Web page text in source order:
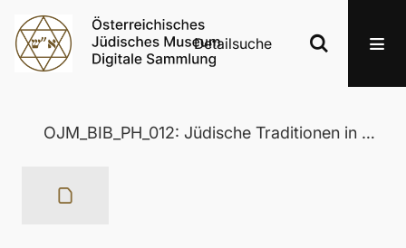
Detailsuche
OJM_BIB_PH_012: Jüdische Traditionen in der Philosophie des 20. Jahrhunderts